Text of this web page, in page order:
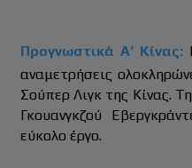
Προγνωστικά Α’ Κίνας:
αναμετρήσεις
Σούπερ Λιγκ της Κίνας.
Γκουανγκζού
εύκολο έργο.